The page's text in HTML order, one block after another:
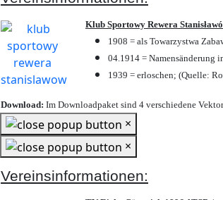
Klub Sportowy Rewera
1908 = als Towarzystwa
04.1914 = Namensänderung
1939 = erloschen; (Quelle:
Download: Im Downloadpaket sind 4 verschiedene
×
×
Vereinsinformationen: